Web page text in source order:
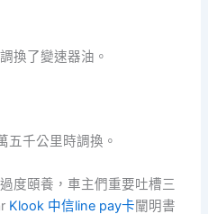
換了變速器油。
五千公里時調換。
度頤養，車主們重要吐槽三
Klook 中信line pay卡闡明書